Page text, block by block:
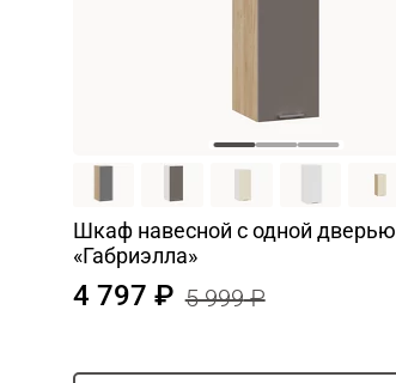
Шкаф навесной c одной дверью
«Габриэлла»
4 797 5 999